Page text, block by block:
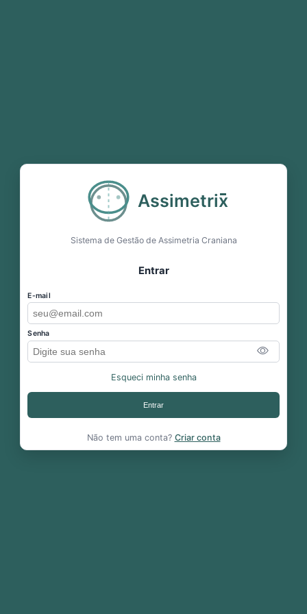
Assimetrix
Sistema de Gestão de Assimetria Craniana
Entrar
E-mail
Senha
Esqueci minha senha
Entrar
Não tem uma conta? Criar conta